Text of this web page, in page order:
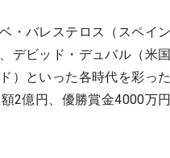
・バレステロス（スペイ
デビッド・デュバル（米
）といった各時代を彩っ
2億円、優勝賞金4000万